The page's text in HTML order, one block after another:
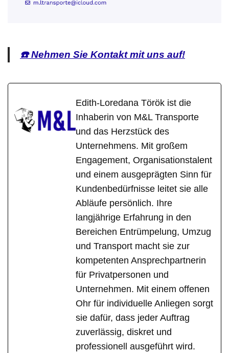
☎️ Nehmen Sie Kontakt mit uns auf!
Edith-Loredana Török ist die
Inhaberin von M&L Transporte
und das Herzstück des
Unternehmens. Mit großem
Engagement, Organisationstalent
und einem ausgeprägten Sinn für
Kundenbedürfnisse leitet sie alle
Abläufe persönlich. Ihre
langjährige Erfahrung in den
Bereichen Entrümpelung, Umzug
und Transport macht sie zur
kompetenten Ansprechpartnerin
für Privatpersonen und
Unternehmen. Mit einem offenen
Ohr für individuelle Anliegen sorgt
sie dafür, dass jeder Auftrag
zuverlässig, diskret und
professionell ausgeführt wird.